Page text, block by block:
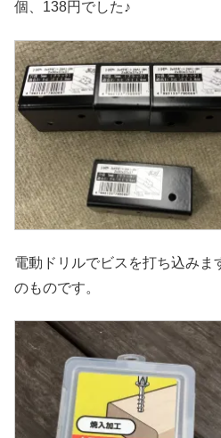
個、138円でした♪
電動ドリルでビスを打ち込みま
のものです。